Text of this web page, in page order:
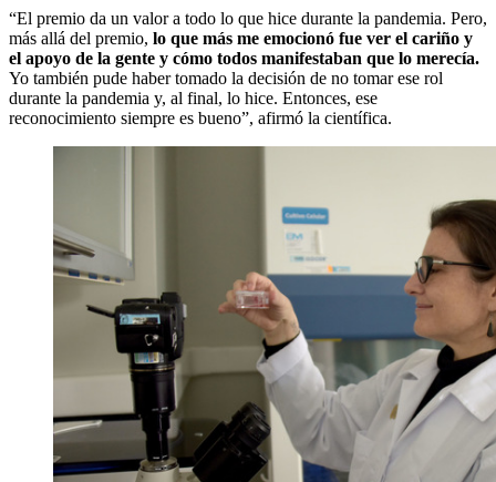
“El premio da un valor a todo lo que hice durante la pandemia. Pero,
más allá del premio, lo que más me emocionó fue ver el cariño y
el apoyo de la gente y cómo todos manifestaban que lo merecía.
Yo también pude haber tomado la decisión de no tomar ese rol
durante la pandemia y, al final, lo hice. Entonces, ese
reconocimiento siempre es bueno”, afirmó la científica.